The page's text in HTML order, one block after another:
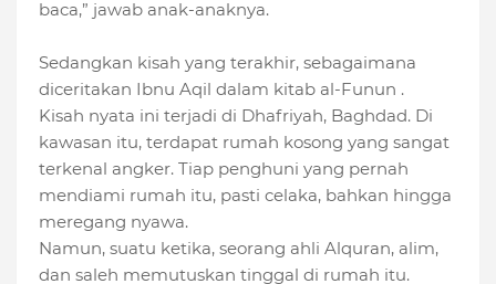
baca,” jawab anak-anaknya.
Sedangkan kisah yang terakhir, sebagaimana
diceritakan Ibnu Aqil dalam kitab al-Funun .
Kisah nyata ini terjadi di Dhafriyah, Baghdad. Di
kawasan itu, terdapat rumah kosong yang sangat
terkenal angker. Tiap penghuni yang pernah
mendiami rumah itu, pasti celaka, bahkan hingga
meregang nyawa.
Namun, suatu ketika, seorang ahli Alquran, alim,
dan saleh memutuskan tinggal di rumah itu.